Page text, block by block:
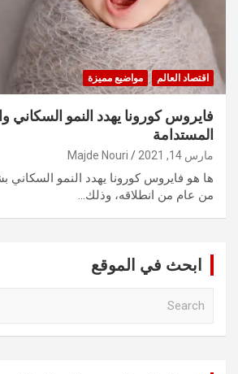
اقتصاد العالم مواضيع مميزة
فايروس كورونا يهدد النمو السكاني
المستدامة
مارس 14, 2021 Majde Nouri
ها هو فايروس كورونا يهدد النمو السكاني
من عام من انطلاقه، وذلك…
ابحث في الموقع